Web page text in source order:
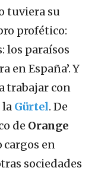
tuviera su
profético:
los paraísos
en España’. Y
trabajar con
la Gürtel. De
de Orange
cargos en
sociedades